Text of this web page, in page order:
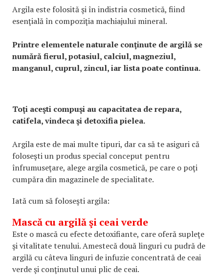
Argila este folosită şi în indistria cosmetică, fiind
esenţială în compoziţia machiajului mineral.
Printre elementele naturale conţinute de argilă se
numără fierul, potasiul, calciul, magneziul,
manganul, cuprul, zincul, iar lista poate continua.
Toţi aceşti compuşi au capacitatea de repara,
catifela, vindeca şi detoxifia pielea.
Argila este de mai multe tipuri, dar ca să te asiguri că
foloseşti un produs special conceput pentru
înfrumuseţare, alege argila cosmetică, pe care o poţi
cumpăra din magazinele de specialitate.
Iată cum să foloseşti argila:
Mască cu argilă şi ceai verde
Este o mască cu efecte detoxifiante, care oferă supleţe
şi vitalitate tenului. Amestecă două linguri cu pudră de
argilă cu câteva linguri de infuzie concentrată de ceai
verde şi conţinutul unui plic de ceai.